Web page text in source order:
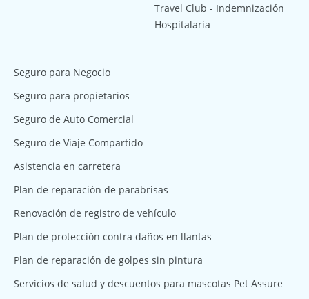
Travel Club - Indemnización
Hospitalaria
Seguro para Negocio
Seguro para propietarios
Seguro de Auto Comercial
Seguro de Viaje Compartido
Asistencia en carretera
Plan de reparación de parabrisas
Renovación de registro de vehículo
Plan de protección contra daños en llantas
Plan de reparación de golpes sin pintura
Servicios de salud y descuentos para mascotas Pet Assure